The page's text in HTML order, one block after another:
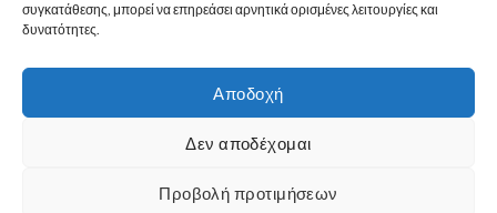
συγκατάθεσης, μπορεί να επηρεάσει αρνητικά ορισμένες λειτουργίες και
δυνατότητες.
Αποδοχή
Δεν αποδέχομαι
Προβολή προτιμήσεων
Developed 2026 by
Πολιτισμός – Παιδεία Αθλητισμός
Χρήσιμες Πληροφορίες
Επικοινωνία